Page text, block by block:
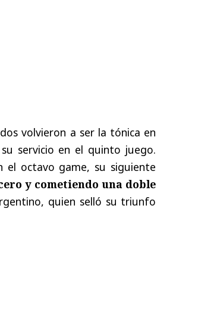
volvieron a ser la tónica en
servicio en el quinto juego.
el octavo game, su siguiente
y cometiendo una doble
quien selló su triunfo